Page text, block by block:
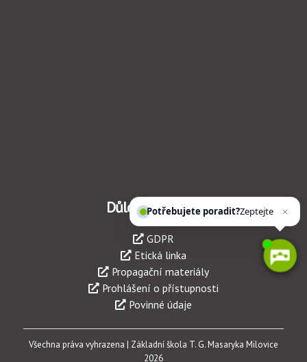
Důležité odkazy
GDPR
Etická linka
Propagační materiály
Prohlášení o přístupnosti
Povinné údaje
Všechna práva vyhrazena | Základní škola T. G. Masaryka Milovice
2026
Potřebujete poradit?Zeptejte se naš